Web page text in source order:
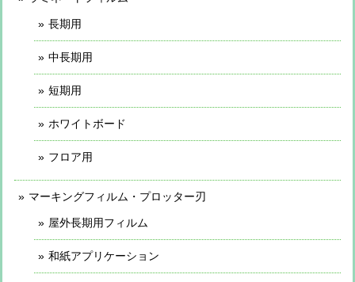
長期用
中長期用
短期用
ホワイトボード
フロア用
マーキングフィルム・プロッター刃
屋外長期用フィルム
和紙アプリケーション